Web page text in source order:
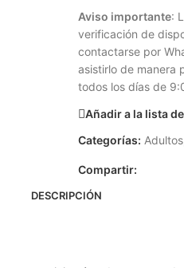
Aviso importante:
verificación de
contactarse por
asistirlo de manera
todos los días de
Añadir a la lista
Categorías: Adultos
Compartir:
DESCRIPCIÓN